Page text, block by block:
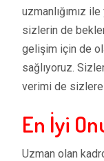
uzmanlığımız
sizlerin de
gelişim için de
sağlıyoruz.
verimi de
En İyi
Uzman olan